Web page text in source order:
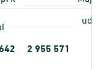
2 955 571